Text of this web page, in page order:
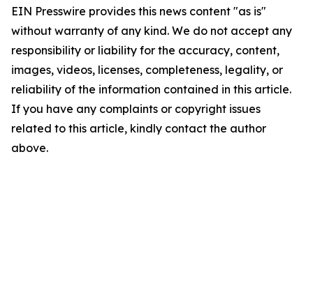
EIN Presswire provides this news content "as is"
without warranty of any kind. We do not accept any
responsibility or liability for the accuracy, content,
images, videos, licenses, completeness, legality, or
reliability of the information contained in this article.
If you have any complaints or copyright issues
related to this article, kindly contact the author
above.